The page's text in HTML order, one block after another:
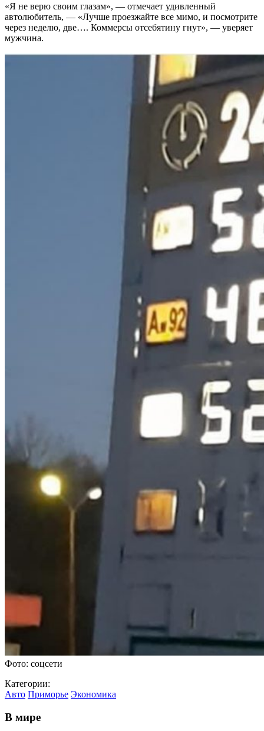
«Я не верю своим глазам», — отмечает удивленный
автолюбитель, — «Лучше проезжайте все мимо, и посмотрите
через неделю, две…. Коммерсы отсебятину гнут», — уверяет
мужчина.
Фото: соцсети
Категории:
Авто Приморье Экономика
В мире